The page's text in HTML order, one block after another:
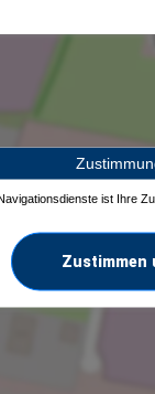
ist Ihre
Zustimmen